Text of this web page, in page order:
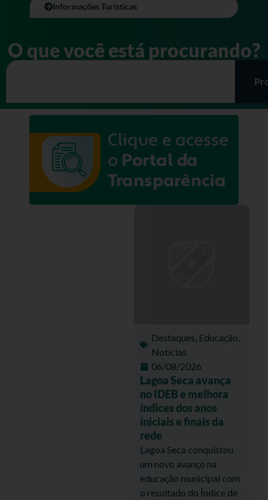
Informações Turisticas
O que você está procurando?
Destaques, Educação,
Notícias
06/08/2026
Lagoa Seca avança
no IDEB e melhora
índices dos anos
iniciais e finais da
rede
Lagoa Seca conquistou
um novo avanço na
educação municipal com
o resultado do Índice de